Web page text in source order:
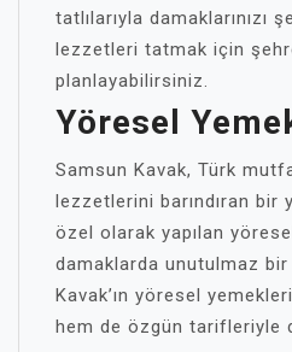
tatlılarıyla damaklarınızı
lezzetleri tatmak için
planlayabilirsiniz.
Yöresel
Samsun Kavak, Türk
lezzetlerini barındıran bir
özel olarak yapılan
damaklarda unutulmaz bir
Kavak’ın yöresel
hem de özgün tarifleriyle